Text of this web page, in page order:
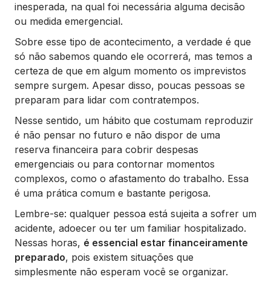
inesperada, na qual foi necessária alguma decisão
ou medida emergencial.
Sobre esse tipo de acontecimento, a verdade é que
só não sabemos quando ele ocorrerá, mas temos a
certeza de que em algum momento os imprevistos
sempre surgem. Apesar disso, poucas pessoas se
preparam para lidar com contratempos.
Nesse sentido, um hábito que costumam reproduzir
é não pensar no futuro e não dispor de uma
reserva financeira para cobrir despesas
emergenciais ou para contornar momentos
complexos, como o afastamento do trabalho. Essa
é uma prática comum e bastante perigosa.
Lembre-se: qualquer pessoa está sujeita a sofrer um
acidente, adoecer ou ter um familiar hospitalizado.
Nessas horas, é essencial estar financeiramente
preparado, pois existem situações que
simplesmente não esperam você se organizar.